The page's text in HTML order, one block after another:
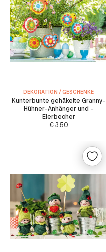
DEKORATION / GESCHENKE
Kunterbunte gehäkelte Granny-
Hühner-Anhänger und -
Eierbecher
€3.50